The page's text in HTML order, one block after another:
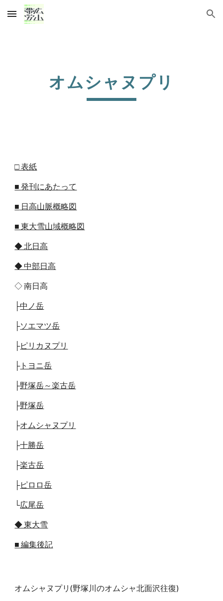
Skip to main content Skip to navigation
オムシャヌプリ
□ 表紙
■ 発刊にあたって
■ 日高山脈概略図
■ 東大雪山域概略図
◆ 北日高
◆ 中部日高
◇ 南日高
├中ノ岳
├ソエマツ岳
├ピリカヌプリ
├トヨニ岳
├野塚岳～楽古岳
├野塚岳
├オムシャヌプリ
├十勝岳
├楽古岳
├ピロロ岳
└広尾岳
◆ 東大雪
■ 編集後記
オムシャヌプリ(野塚川のオムシャ北面沢往復)